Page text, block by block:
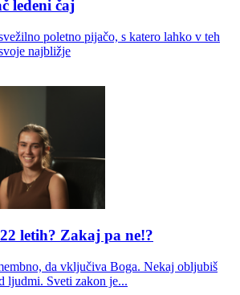
ledeni čaj
poletno pijačo, s katero lahko v teh
najbližje
letih? Zakaj pa ne!?
da vključiva Boga. Nekaj obljubiš
ljudmi. Sveti zakon je...